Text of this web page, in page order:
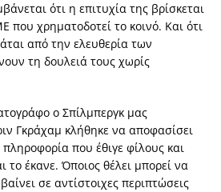
ότι η επιτυχία της βρίσκεται
χρηματοδοτεί το κοινό. Και ότι
από την ελευθερία των
τη δουλειά τους χωρίς
ο Σπίλμπεργκ μας
Γκράχαμ κλήθηκε να αποφασίσει
που έθιγε φίλους και
το έκανε. Όποιος θέλει μπορεί να
σε αντίστοιχες περιπτώσεις